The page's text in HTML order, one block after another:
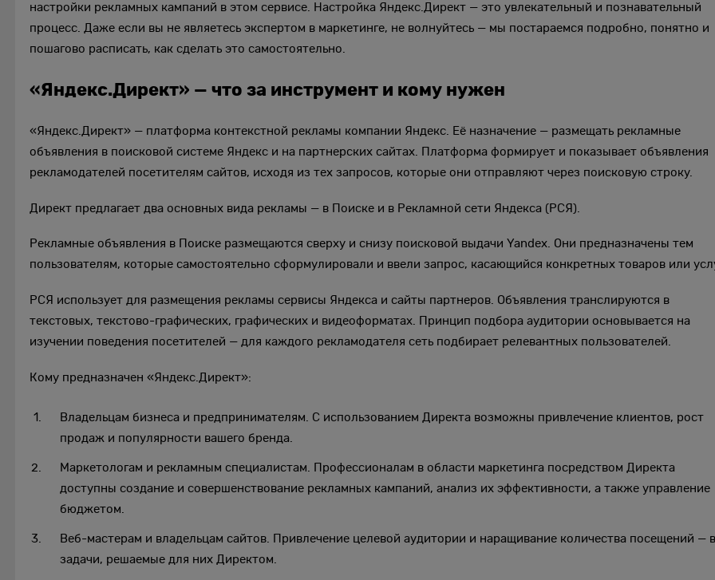
настройки рекламных кампаний в этом сервисе. Настройка Яндекс.Директ — это увлекательный и познавательный
процесс. Даже если вы не являетесь экспертом в маркетинге, не волнуйтесь — мы постараемся подробно, понятно и
пошагово расписать, как сделать это самостоятельно.
«Яндекс.Директ» — что за инструмент и кому нужен
«Яндекс.Директ» — платформа контекстной рекламы компании Яндекс. Её назначение — размещать рекламные
объявления в поисковой системе Яндекс и на партнерских сайтах. Платформа формирует и показывает объявления
рекламодателей посетителям сайтов, исходя из тех запросов, которые они отправляют через поисковую строку.
Директ предлагает два основных вида рекламы — в Поиске и в Рекламной сети Яндекса (РСЯ).
Рекламные объявления в Поиске размещаются сверху и снизу поисковой выдачи Yandex. Они предназначены тем
пользователям, которые самостоятельно сформулировали и ввели запрос, касающийся конкретных товаров или
РСЯ использует для размещения рекламы сервисы Яндекса и сайты партнеров. Объявления транслируются в
текстовых, текстово-графических, графических и видеоформатах. Принцип подбора аудитории основывается на
изучении поведения посетителей — для каждого рекламодателя сеть подбирает релевантных пользователей.
Кому предназначен «Яндекс.Директ»:
Владельцам бизнеса и предпринимателям. С использованием Директа возможны привлечение клиентов, рост
продаж и популярности вашего бренда.
Маркетологам и рекламным специалистам. Профессионалам в области маркетинга посредством Директа
доступны создание и совершенствование рекламных кампаний, анализ их эффективности, а также управление
бюджетом.
Веб-мастерам и владельцам сайтов. Привлечение целевой аудитории и наращивание количества посещений —
задачи, решаемые для них Директом.